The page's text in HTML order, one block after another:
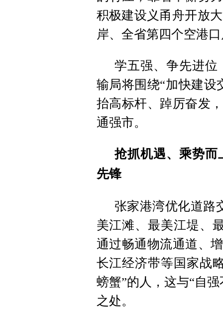
积极建设义甬舟开放
岸、全省第四个空港
学五强、争先进位
输局将围绕“加快建设
抬高标杆、踔厉奋发
通强市。
抢抓机遇、乘势而
先锋
张家港湾优化道路
美江滩、最美江堤、
通过畅通物流通道、
长江经济带等国家战
螃蟹”的人，这与“自
之处。